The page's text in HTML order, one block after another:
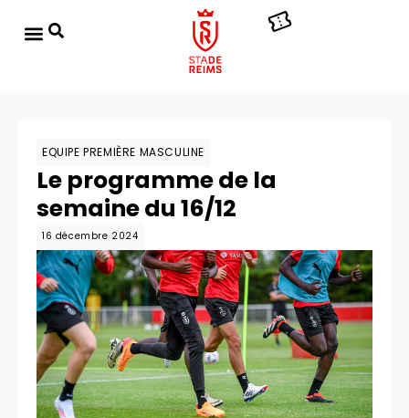
EQUIPE PREMIÈRE MASCULINE
Le programme de la
semaine du 16/12
16 décembre 2024